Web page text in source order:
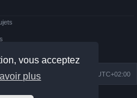
vous acceptez
plus UTC+02:00
Software © phpBB Limited